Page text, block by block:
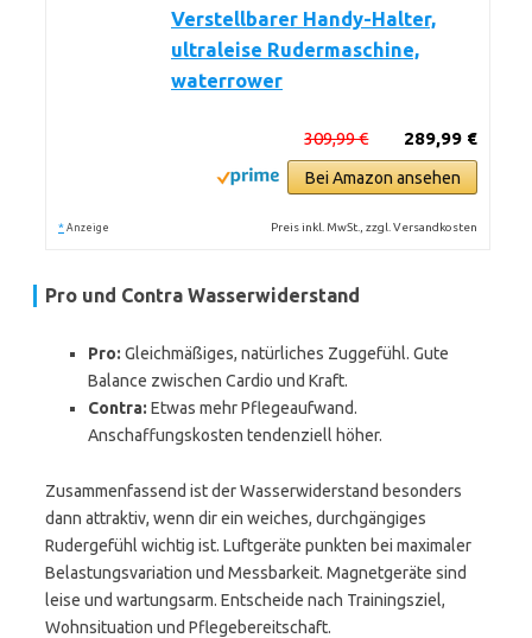
Verstellbarer Handy-Halter,
ultraleise Rudermaschine,
waterrower
289,99 €
309,99 €
Bei Amazon ansehen
* Anzeige Preis inkl. MwSt., zzgl. Versandkosten
Pro und Contra Wasserwiderstand
Pro: Gleichmäßiges, natürliches Zuggefühl. Gute
Balance zwischen Cardio und Kraft.
Contra: Etwas mehr Pflegeaufwand.
Anschaffungskosten tendenziell höher.
Zusammenfassend ist der Wasserwiderstand besonders
dann attraktiv, wenn dir ein weiches, durchgängiges
Rudergefühl wichtig ist. Luftgeräte punkten bei maximaler
Belastungsvariation und Messbarkeit. Magnetgeräte sind
leise und wartungsarm. Entscheide nach Trainingsziel,
Wohnsituation und Pflegebereitschaft.